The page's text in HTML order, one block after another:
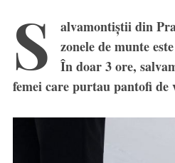
S
alvamontiștii din
zonele de munte
În doar 3 ore,
femei care purtau pantofi de